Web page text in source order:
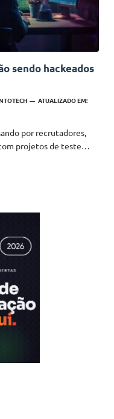
sendo hackeados
ATUALIZADO EM:
por recrutadores,
projetos de teste…